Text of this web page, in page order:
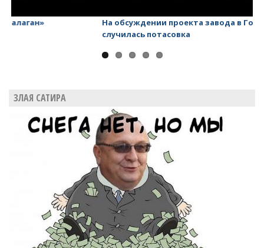
На обсуждении проекта завода в Горном едва не
ЗЛАЯ САТИРА